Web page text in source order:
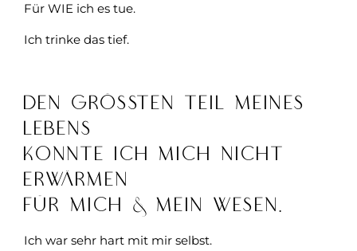
Für WIE ich es tue.
Ich trinke das tief.
Den grössten Teil meines
Lebens
konnte ich mich nicht
erwärmen
für mich & mein Wesen.
Ich war sehr hart mit mir selbst.